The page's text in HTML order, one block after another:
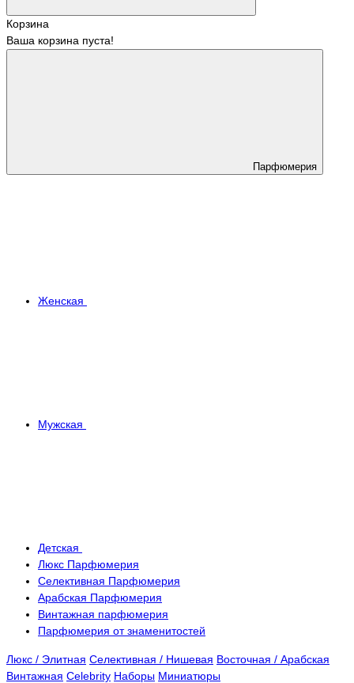
Корзина
Ваша корзина пуста!
Парфюмерия
Женская
Мужская
Детская
Люкс Парфюмерия
Селективная Парфюмерия
Арабская Парфюмерия
Винтажная парфюмерия
Парфюмерия от знаменитостей
Люкс / Элитная Селективная / Нишевая Восточная / Арабская
Винтажная Celebrity Наборы Миниатюры